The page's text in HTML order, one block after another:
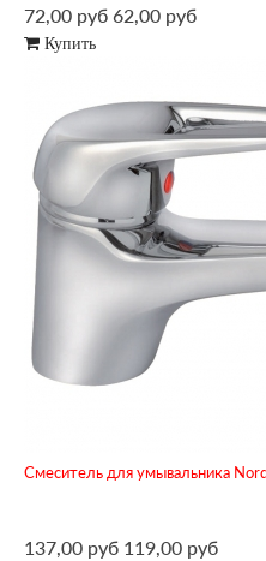
72,00 руб 62,00 руб
Купить
Смеситель для умывальника
137,00 руб 119,00 руб